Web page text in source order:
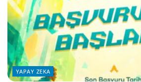
YAPAY ZEKA